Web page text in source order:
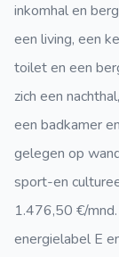
inkomhal en
een living, een
toilet en een
zich een
een badkamer
gelegen op
sport-en
1.476,50 €/
energielabel E